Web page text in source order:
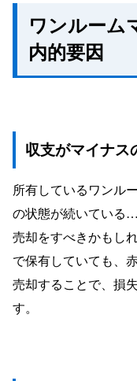
ワンルーム
内的要因
収支がマイナス
所有しているワンル
の状態が続いている
売却をすべきかもし
で保有していても、
売却することで、損
す。